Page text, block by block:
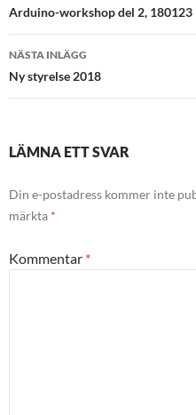
Arduino-workshop del 2, 180123
NÄSTA INLÄGG
Ny styrelse 2018
LÄMNA ETT SVAR
Din e-postadress kommer inte
märkta *
Kommentar *